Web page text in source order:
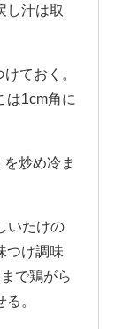
し汁は取
ておく。
は1cm角に
炒め冷ま
いたけの
つけ調味
で鶏がら
。